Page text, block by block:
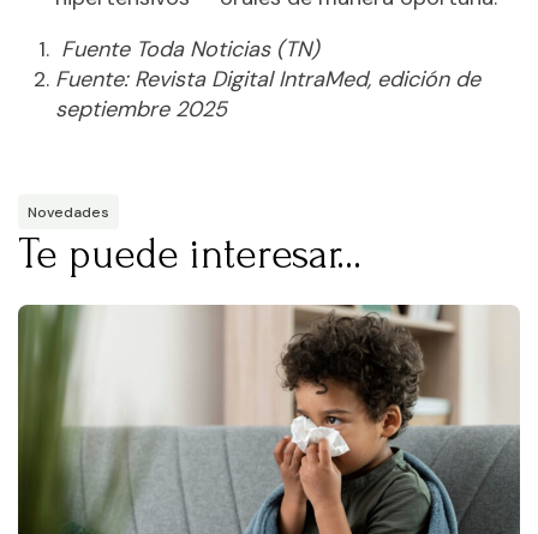
Fuente Toda Noticias (TN)
Fuente: Revista Digital IntraMed, edición de
septiembre 2025
Novedades
Te puede interesar...